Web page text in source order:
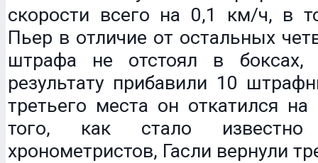
скорости всего на 0,1 км/ч, в
Пьер в отличие от остальных
штрафа не отстоял в боксах,
результату прибавили 10
третьего места он откатился
того, как стало
хронометристов, Гасли вернули